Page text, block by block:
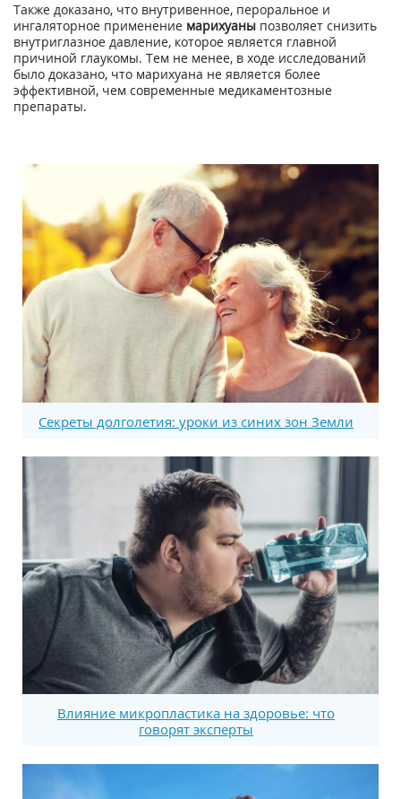
Также доказано, что внутривенное, пероральное и
ингаляторное применение марихуаны позволяет снизить
внутриглазное давление, которое является главной
причиной глаукомы. Тем не менее, в ходе исследований
было доказано, что марихуана не является более
эффективной, чем современные медикаментозные
препараты.
Секреты долголетия: уроки из синих зон Земли
Влияние микропластика на здоровье: что
говорят эксперты